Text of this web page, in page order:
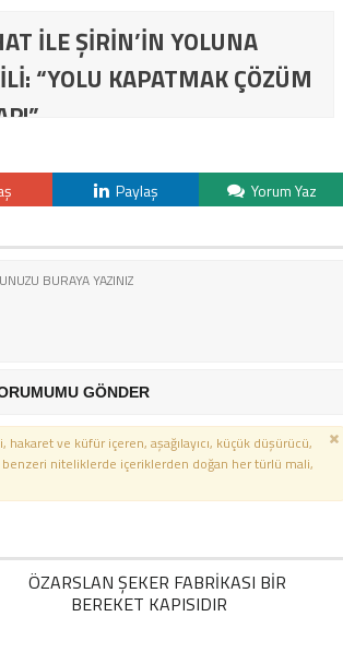
İLE ŞİRİN’İN YOLUNA
“YOLU KAPATMAK ÇÖZÜM
Paylaş Yorum Yaz
GÖNDER
ve küfür içeren, aşağılayıcı, küçük düşürücü,
benzeri niteliklerde içeriklerden doğan her türlü mali,